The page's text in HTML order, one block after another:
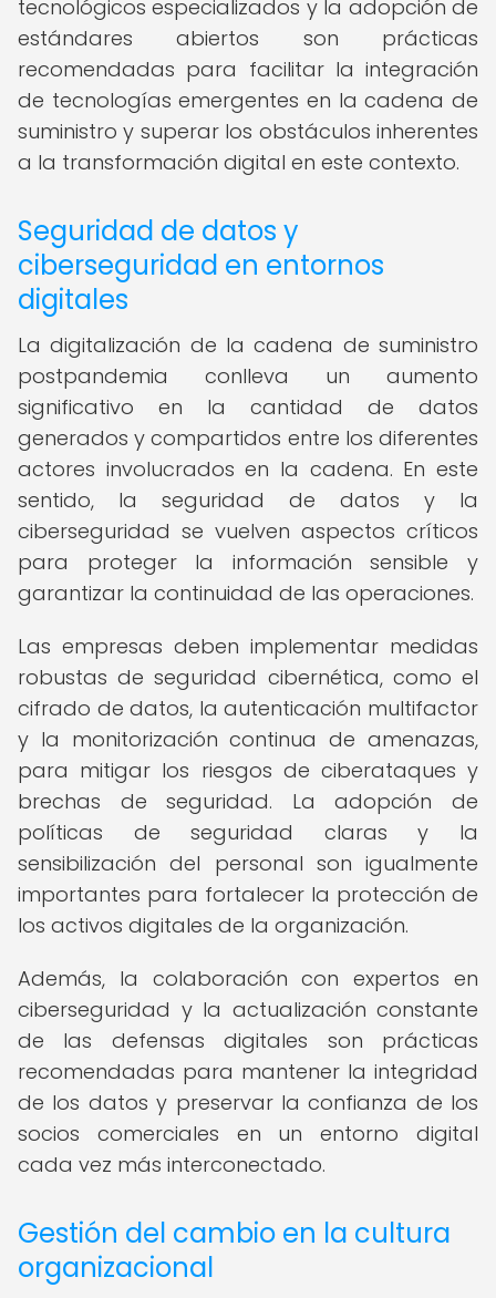
tecnológicos especializados y la adopción de
estándares abiertos son prácticas
recomendadas para facilitar la integración
de tecnologías emergentes en la cadena de
suministro y superar los obstáculos inherentes
a la transformación digital en este contexto.
Seguridad de datos y
ciberseguridad en entornos
digitales
La digitalización de la cadena de suministro
postpandemia conlleva un aumento
significativo en la cantidad de datos
generados y compartidos entre los diferentes
actores involucrados en la cadena. En este
sentido, la seguridad de datos y la
ciberseguridad se vuelven aspectos críticos
para proteger la información sensible y
garantizar la continuidad de las operaciones.
Las empresas deben implementar medidas
robustas de seguridad cibernética, como el
cifrado de datos, la autenticación multifactor
y la monitorización continua de amenazas,
para mitigar los riesgos de ciberataques y
brechas de seguridad. La adopción de
políticas de seguridad claras y la
sensibilización del personal son igualmente
importantes para fortalecer la protección de
los activos digitales de la organización.
Además, la colaboración con expertos en
ciberseguridad y la actualización constante
de las defensas digitales son prácticas
recomendadas para mantener la integridad
de los datos y preservar la confianza de los
socios comerciales en un entorno digital
cada vez más interconectado.
Gestión del cambio en la cultura
organizacional